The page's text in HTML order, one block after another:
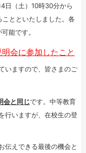
日（土）10時30分から
ことといたしました。各
能です。
会に参加したこと
いますので、皆さまのご
会と同じです。中等教育
行いますが、在校生の登
伝えできる最後の機会と